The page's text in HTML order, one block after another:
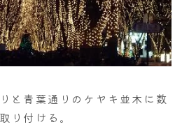
と青葉通りのケヤキ並木に数
り付ける。